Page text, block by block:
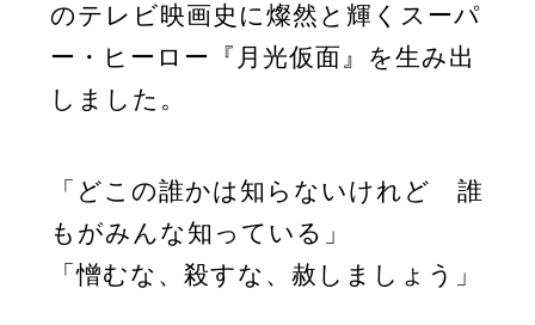
のテレビ映画史に燦然と輝くスーパ
ー・ヒーロー『月光仮面』を生み出
しました。
「どこの誰かは知らないけれど 誰
もがみんな知っている」
「憎むな、殺すな、赦しましょう」